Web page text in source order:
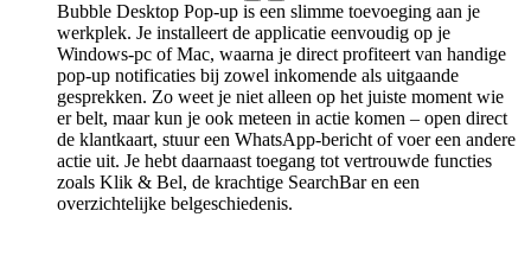
Bubble Desktop Pop-up is een slimme toevoeging aan je
werkplek. Je installeert de applicatie eenvoudig op je
Windows-pc of Mac, waarna je direct profiteert van handige
pop-up notificaties bij zowel inkomende als uitgaande
gesprekken. Zo weet je niet alleen op het juiste moment wie
er belt, maar kun je ook meteen in actie komen – open direct
de klantkaart, stuur een WhatsApp-bericht of voer een andere
actie uit. Je hebt daarnaast toegang tot vertrouwde functies
zoals Klik & Bel, de krachtige SearchBar en een
overzichtelijke belgeschiedenis.